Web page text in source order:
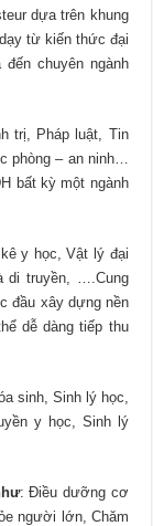
dựa trên khung
từ kiến thức đại
chuyên ngành
trị, Pháp luật, Tin
phòng – an ninh…
bất kỳ một ngành
y học, Vật lý đại
di truyền, ….Cung
đầu xây dựng nền
dễ dàng tiếp thu
sinh, Sinh lý học,
y học, Sinh lý
: Điều dưỡng cơ
người lớn, Chăm